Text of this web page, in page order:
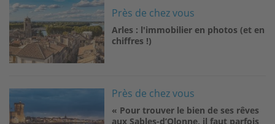
Image
Près de chez vous
Arles : l'immobilier en photos (et en
chiffres !)
Image Près de chez vous
« Pour trouver le bien de ses rêves
aux Sables-d’Olonne, il faut parfois